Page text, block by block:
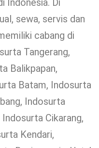
Indonesia. Di
sewa, servis dan
cabang di
Tangerang,
Balikpapan,
Batam, Indosurta
Indosurta
Cikarang,
Kendari,